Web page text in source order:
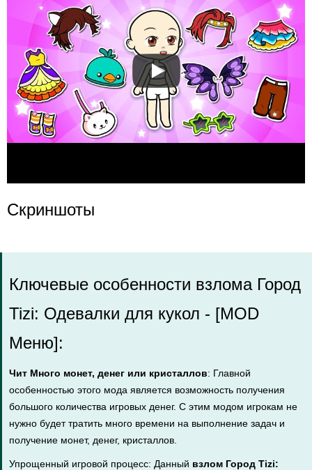
Скриншоты
Ключевые особенности взлома Город
Tizi: Одевалки для кукол - [MOD
Меню]:
Чит Много монет, денег или кристаллов: Главной
особенностью этого мода является возможность получения
большого количества игровых денег. С этим модом игрокам не
нужно будет тратить много времени на выполнение задач и
получение монет, денег, кристаллов.
Упрощенный игровой процесс: Данный взлом Город Tizi: